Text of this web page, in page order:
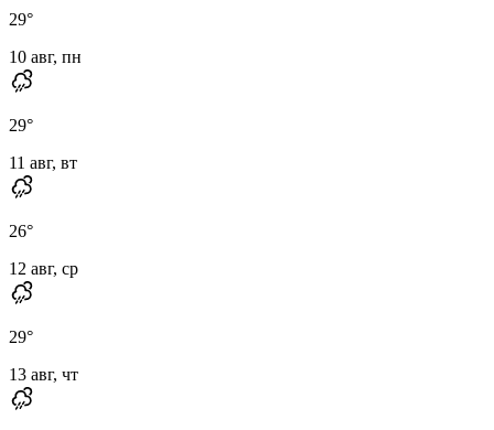
29°
10 авг, пн
29°
11 авг, вт
26°
12 авг, ср
29°
13 авг, чт